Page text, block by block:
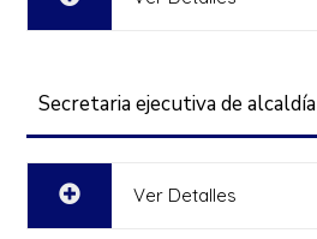
Secretaria ejecutiva de alcaldía
Ver Detalles